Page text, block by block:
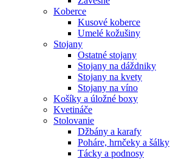
Koberce
Kusové koberce
Umelé kožušiny
Stojany
Ostatné stojany
Stojany na dáždniky
Stojany na kvety
Stojany na víno
Košíky a úložné boxy
Kvetináče
Stolovanie
Džbány a karafy
Poháre, hrnčeky a šálky
Tácky a podnosy